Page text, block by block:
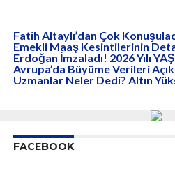
Fatih Altaylı’dan Çok
Emekli Maaş Kesintilerinin
Erdoğan İmzaladı! 2026 Yılı
Avrupa’da Büyüme Verileri
Uzmanlar Neler Dedi? Altın
FACEBOOK